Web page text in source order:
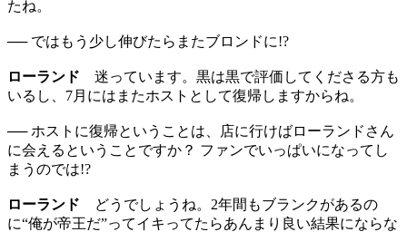
たね。
── ではもう少し伸びたらまたブロンドに!?
ローランド 迷っています。黒は黒で評価してくださる方も
いるし、7月にはまたホストとして復帰しますからね。
── ホストに復帰ということは、店に行けばローランドさん
に会えるということですか？ ファンでいっぱいになってし
まうのでは!?
ローランド どうでしょうね。2年間もブランクがあるの
に“俺が帝王だ”ってイキってたらあんまり良い結果にならな